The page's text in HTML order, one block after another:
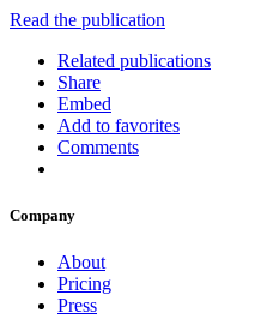
Read the publication
Related publications
Share
Embed
Add to favorites
Comments
Company
About
Pricing
Press